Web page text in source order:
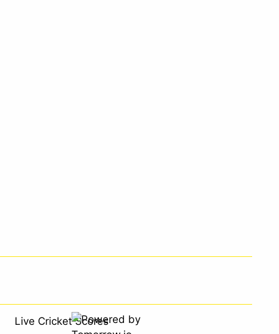
Live Cricket Scores